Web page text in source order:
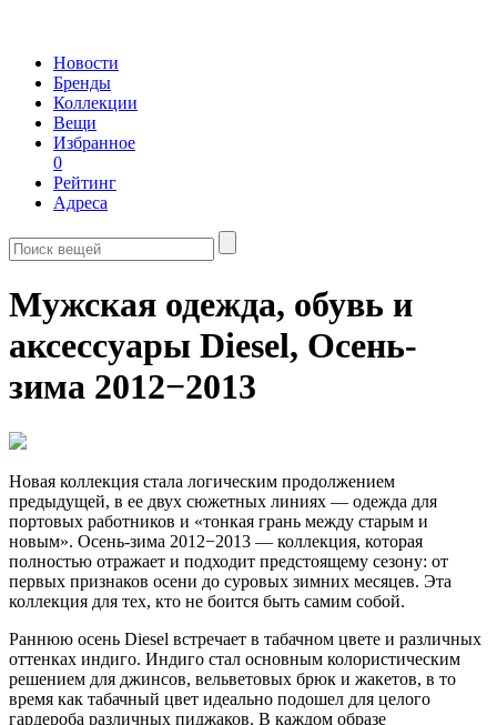
Новости
Бренды
Коллекции
Вещи
Избранное
0
Рейтинг
Адреса
Мужская одежда, обувь и
аксессуары Diesel, Осень-
зима 2012−2013
Новая коллекция стала логическим продолжением
предыдущей, в ее двух сюжетных линиях — одежда для
портовых работников и «тонкая грань между старым и
новым». Осень-зима 2012−2013 — коллекция, которая
полностью отражает и подходит предстоящему сезону: от
первых признаков осени до суровых зимних месяцев. Эта
коллекция для тех, кто не боится быть самим собой.
Раннюю осень Diesel встречает в табачном цвете и различных
оттенках индиго. Индиго стал основным колористическим
решением для джинсов, вельветовых брюк и жакетов, в то
время как табачный цвет идеально подошел для целого
гардероба различных пиджаков. В каждом образе